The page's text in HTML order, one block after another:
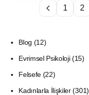
1 2
Blog (12)
Evrimsel Psikoloji(15)
Felsefe(22)
Kadınlarla İlişkiler(301)